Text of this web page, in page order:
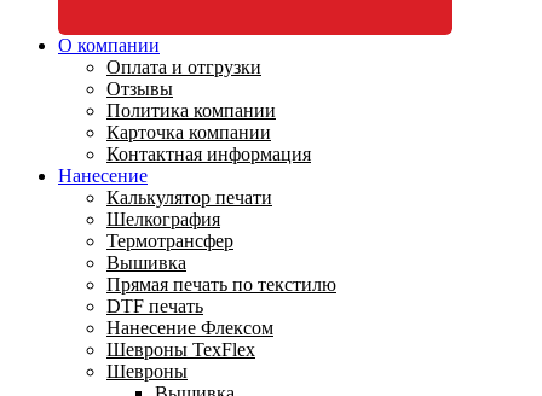
О компании
Оплата и отгрузки
Отзывы
Политика компании
Карточка компании
Контактная информация
Нанесение
Калькулятор печати
Шелкография
Термотрансфер
Вышивка
Прямая печать по текстилю
DTF печать
Нанесение Флексом
Шевроны TexFlex
Шевроны